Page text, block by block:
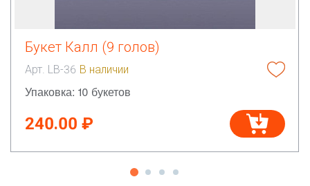
Букет Калл (9 голов)
Арт. LB-36 В наличии
Упаковка: 10 букетов
240.00 ₽